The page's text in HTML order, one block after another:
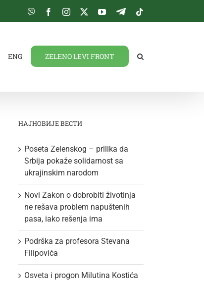
Viber FacebookInstagram
TwitterYouTube
Telegram
ENG ZELENO LEVI FRONT
НАЈНОВИЈЕ ВЕСТИ
Poseta Zelenskog – prilika da
Srbija pokaže solidarnost sa
ukrajinskim narodom
Novi Zakon o dobrobiti životinja
ne rešava problem napuštenih
pasa, iako rešenja ima
Podrška za profesora Stevana
Filipovića
Osveta i progon Milutina Kostića